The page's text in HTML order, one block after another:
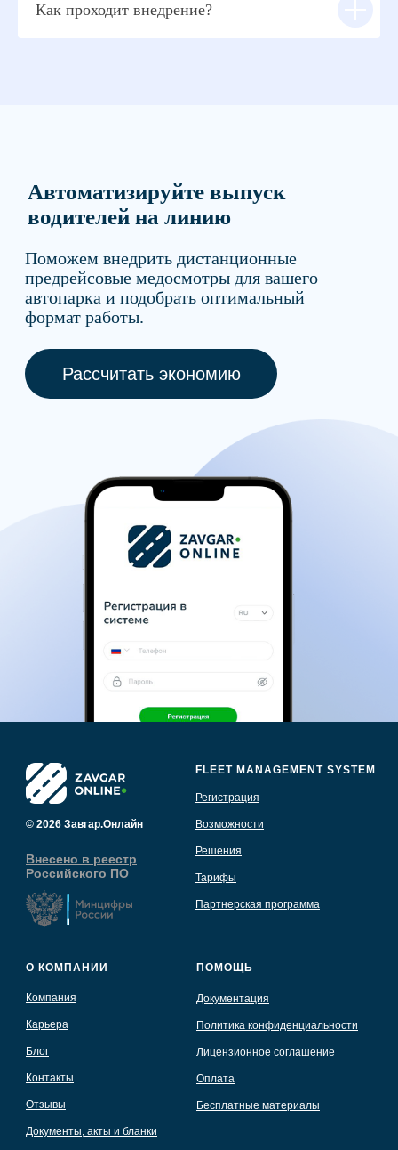
Как проходит внедрение?
FLEET MANAGEMENT SYSTEM
Регистрация
О КОМПАНИИ
Компания
ПОМОЩЬ
© 2026 Завгар.Онлайн
Внесено в реестр
Российского ПО
Возможности
Решения
Тарифы
Партнерская программа
Карьера
Блог
Контакты
Отзывы
Документы, акты и бланки
Документация
Политика конфиденциальности
Лицензионное соглашение
Оплата
Бесплатные материалы